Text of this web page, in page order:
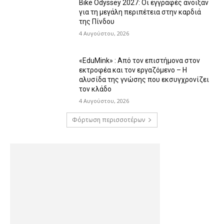
Bike Odyssey 2027: Οι εγγραφές άνοιξαν
για τη μεγάλη περιπέτεια στην καρδιά
της Πίνδου
4 Αυγούστου, 2026
«EduMink» : Από τον επιστήμονα στον
εκτροφέα και τον εργαζόμενο – Η
αλυσίδα της γνώσης που εκσυγχρονίζει
τον κλάδο
4 Αυγούστου, 2026
Φόρτωση περισσοτέρων